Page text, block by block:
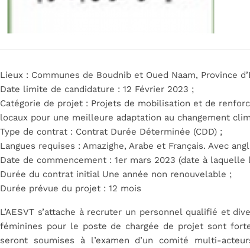
Lieux : Communes de Boudnib et Oued Naam, Province
Date limite de candidature : 12 Février 2023 ;
Catégorie de projet : Projets de mobilisation et de
locaux pour une meilleure adaptation au changement
Type de contrat : Contrat Durée Déterminée (CDD) ;
Langues requises : Amazighe, Arabe et Français. Avec
Date de commencement : 1er mars 2023 (date à
Durée du contrat initial Une année non renouvelable ;
Durée prévue du projet : 12 mois
L’AESVT s’attache à recruter un personnel qualifié et
féminines pour le poste de chargée de projet sont
seront soumises à l’examen d’un comité multi-